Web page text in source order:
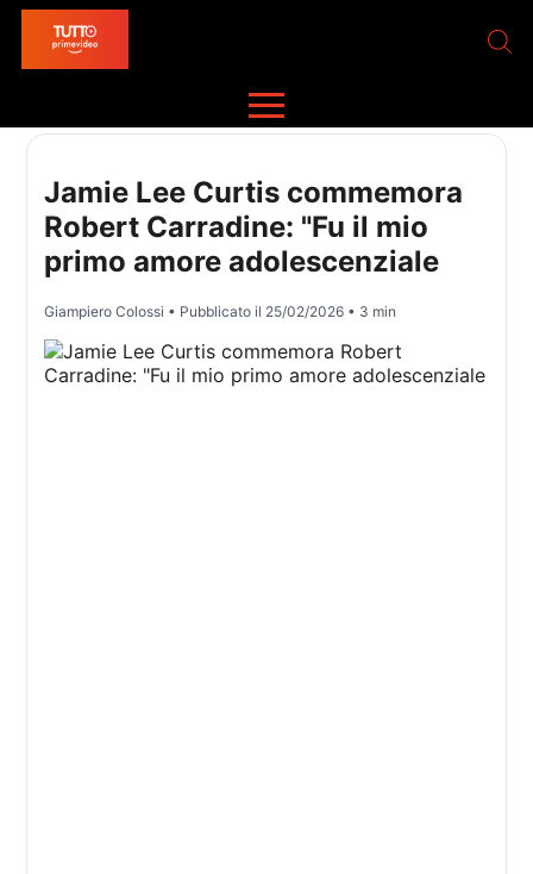
Jamie Lee Curtis commemora
Robert Carradine: "Fu il mio
primo amore adolescenziale
Giampiero Colossi • Pubblicato il 25/02/2026 • 3 min